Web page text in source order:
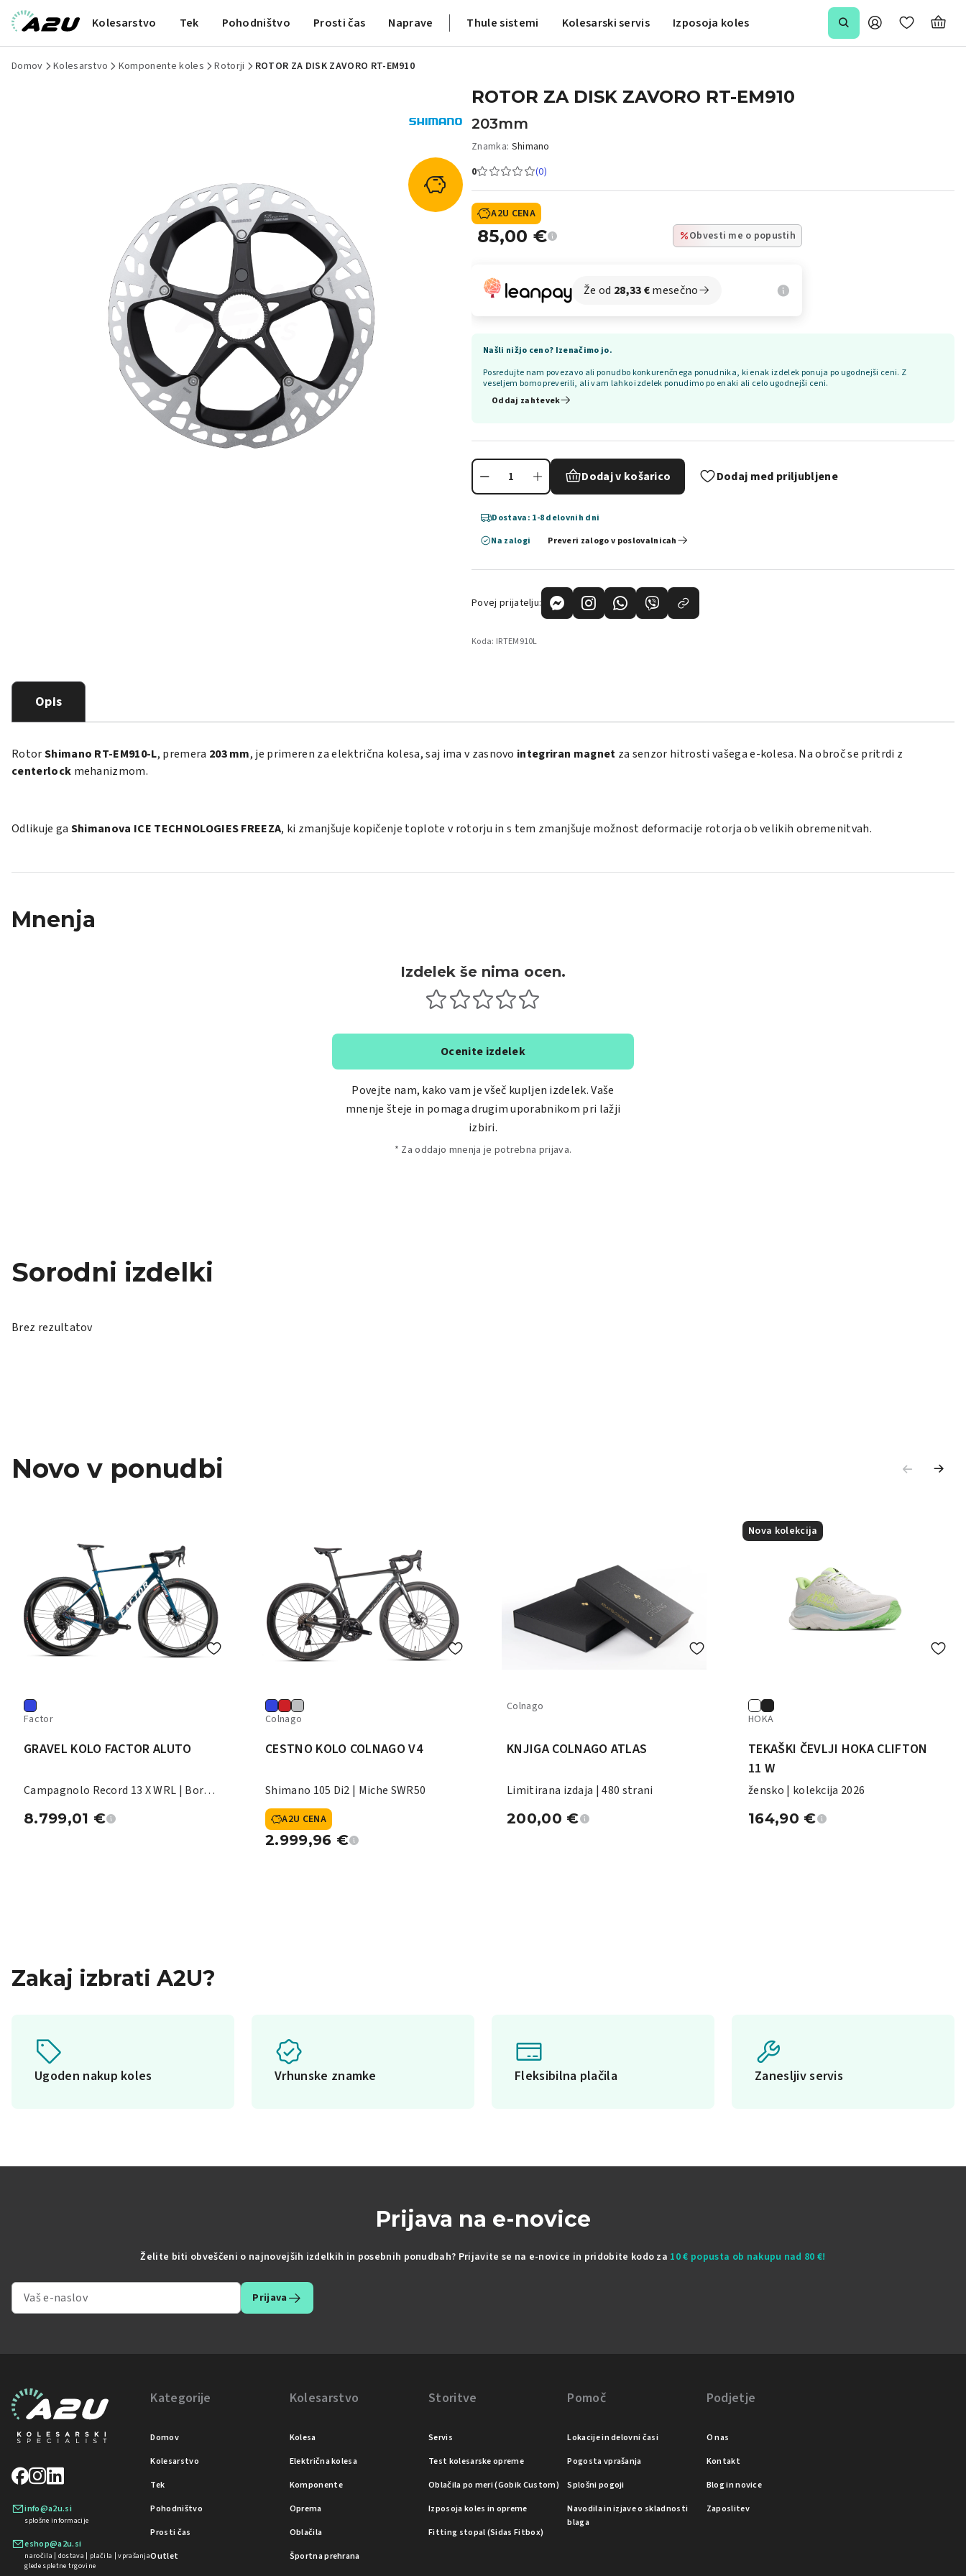
Kolesarstvo Tek Pohodništvo Prosti čas Naprave Thule sistemi Kolesarski servis Izposoja koles
Domov Kolesarstvo Komponente koles Rotorji ROTOR ZA DISK ZAVORO RT-EM910
ROTOR ZA DISK ZAVORO RT-EM910
203mm
Znamka: Shimano
0
(0)
A2U CENA
85,00 € Obvesti me o popustih
Že od 28,33€mesečno
Našli nižjo ceno? Izenačimo jo.
Posredujte nam povezavo ali ponudbo konkurenčnega ponudnika, ki enak izdelek ponuja po ugodnejši ceni. Z
veseljem bomo preverili, ali vam lahko izdelek ponudimo po enaki ali celo ugodnejši ceni.
Oddaj zahtevek
Dodaj v košarico Dodaj med priljubljene
Dostava: 1-8 delovnih dni
Na zalogi
Preveri zalogo v poslovalnicah
Povej prijatelju:
Koda: IRTEM910L
Opis
RotorShimano RT-EM910-L, premera 203 mm, je primeren za električna kolesa, saj ima v zasnovo integriran magnet za senzor hitrosti vašega e-kolesa. Na obroč se pritrdi z
centerlock mehanizmom.
Odlikuje ga Shimanova ICE TECHNOLOGIES FREEZA, ki zmanjšuje kopičenje toplote v rotorju in s tem zmanjšuje možnost deformacije rotorja ob velikih obremenitvah.
Mnenja
Izdelek še nima ocen.
Ocenite izdelek
Povejte nam, kako vam je všeč kupljen izdelek. Vaše
mnenje šteje in pomaga drugim uporabnikom pri lažji
izbiri.
* Za oddajo mnenja je potrebna prijava.
Sorodni izdelki
Brez rezultatov
Novo v ponudbi
Factor
GRAVEL KOLO FACTOR ALUTO
Campagnolo Record 13 X WRL | Bora
8.799,01 €
Colnago
CESTNO KOLO COLNAGO V4
Shimano 105 Di2 | Miche SWR50
A2U CENA
2.999,96 €
Colnago
KNJIGA COLNAGO ATLAS
Limitirana izdaja | 480 strani
200,00 €
Nova kolekcija
HOKA
TEKAŠKI ČEVLJI HOKA CLIFTON
11 W
žensko | kolekcija 2026
164,90 €
Zakaj izbrati A2U?
Ugoden nakup koles Vrhunske znamke Fleksibilna plačila Zanesljiv servis
Prijava na e-novice
Želite biti obveščeni o najnovejših izdelkih in posebnih ponudbah? Prijavite se na e-novice in pridobite kodo za 10 € popusta ob nakupu nad 80 €!
Prijava
info@a2u.si
splošne informacije
eshop@a2u.si
naročila | dostava | plačila | vprašanja
glede spletne trgovine
Kategorije
Domov
Kolesarstvo
Tek
Pohodništvo
Prosti čas
Outlet
Kolesarstvo
Kolesa
Električna kolesa
Komponente
Oprema
Oblačila
Športna prehrana
Storitve
Servis
Test kolesarske opreme
Oblačila po meri (Gobik Custom)
Izposoja koles in opreme
Fitting stopal (Sidas Fitbox)
Pomoč
Lokacije in delovni časi
Pogosta vprašanja
Splošni pogoji
Navodila in izjave o skladnosti
blaga
Podjetje
O nas
Kontakt
Blog in novice
Zaposlitev